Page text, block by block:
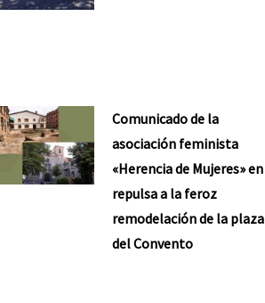
Comunicado de la
asociación feminista
«Herencia de Mujeres» en
repulsa a la feroz
remodelación de la plaza
del Convento